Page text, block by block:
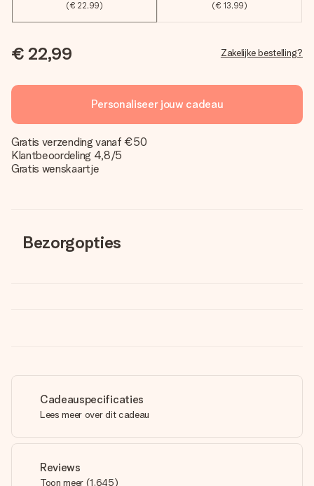
(€ 22,99) (€ 13,99)
€ 22,99 Zakelijke bestelling?
Personaliseer jouw cadeau
Gratis verzending vanaf €50
Klantbeoordeling 4,8/5
Gratis wenskaartje
Bezorgopties
Cadeauspecificaties
Lees meer over dit cadeau
Reviews
Toon meer (1,645)